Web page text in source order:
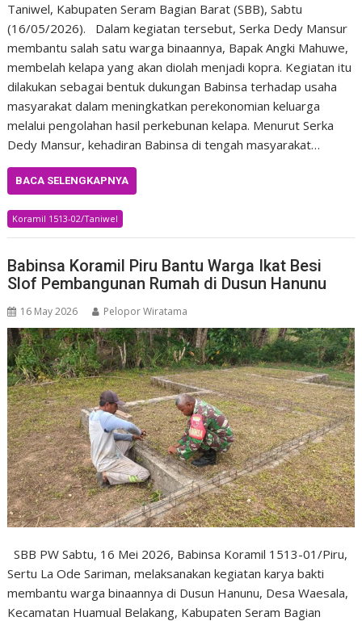
Taniwel, Kabupaten Seram Bagian Barat (SBB), Sabtu
(16/05/2026). Dalam kegiatan tersebut, Serka Dedy Mansur
membantu salah satu warga binaannya, Bapak Angki Mahuwe,
membelah kelapa yang akan diolah menjadi kopra. Kegiatan itu
dilakukan sebagai bentuk dukungan Babinsa terhadap usaha
masyarakat dalam meningkatkan perekonomian keluarga
melalui pengolahan hasil perkebunan kelapa. Menurut Serka
Dedy Mansur, kehadiran Babinsa di tengah masyarakat…
BACA SELENGKAPNYA
Koramil 1513-02/Taniwel
Babinsa Koramil Piru Bantu Warga Ikat Besi
Slof Pembangunan Rumah di Dusun Hanunu
16 May 2026 Pelopor Wiratama
SBB PW Sabtu, 16 Mei 2026, Babinsa Koramil 1513-01/Piru,
Sertu La Ode Sariman, melaksanakan kegiatan karya bakti
membantu warga binaannya di Dusun Hanunu, Desa Waesala,
Kecamatan Huamual Belakang, Kabupaten Seram Bagian